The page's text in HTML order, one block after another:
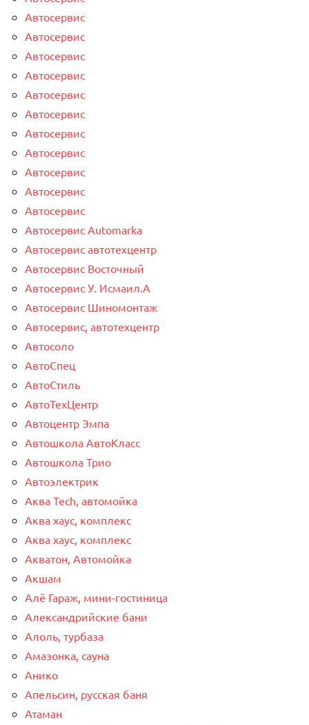
Автосервис
Автосервис
Автосервис
Автосервис
Автосервис
Автосервис
Автосервис
Автосервис
Автосервис
Автосервис
Автосервис
Автосервис Automarka
Автосервис автотехцентр
Автосервис Восточный
Автосервис У. Исмаил.А
Автосервис Шиномонтаж
Автосервис, автотехцентр
Автосоло
АвтоСпец
АвтоСтиль
АвтоТехЦентр
Автоцентр Эмпа
Автошкола АвтоКласс
Автошкола Трио
Автоэлектрик
Аква Tech, автомойка
Аква хаус, комплекс
Аква хаус, комплекс
Акватон, Автомойка
Акшам
Алё Гараж, мини-гостиница
Александрийские бани
Алоль, турбаза
Амазонка, сауна
Анико
Апельсин, русская баня
Атаман